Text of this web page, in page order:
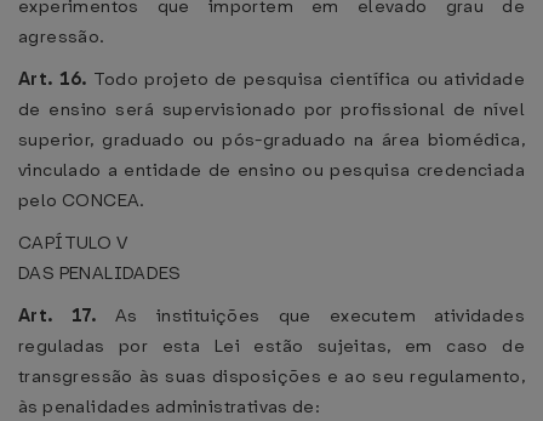
experimentos que importem em elevado grau de
agressão.
Art. 16. Todo projeto de pesquisa científica ou atividade
de ensino será supervisionado por profissional de nível
superior, graduado ou pós-graduado na área biomédica,
vinculado a entidade de ensino ou pesquisa credenciada
pelo CONCEA.
CAPÍTULO V
DAS PENALIDADES
Art. 17. As instituições que executem atividades
reguladas por esta Lei estão sujeitas, em caso de
transgressão às suas disposições e ao seu regulamento,
às penalidades administrativas de: